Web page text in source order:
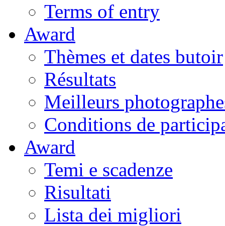
Terms of entry
Award
Thèmes et dates butoir
Résultats
Meilleurs
Conditions de
Award
Temi e scadenze
Risultati
Lista dei migliori